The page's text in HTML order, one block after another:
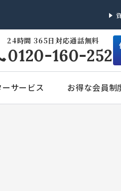
24時間 365日対応通話無料
0120-160-252
ーサービス お得な会員制